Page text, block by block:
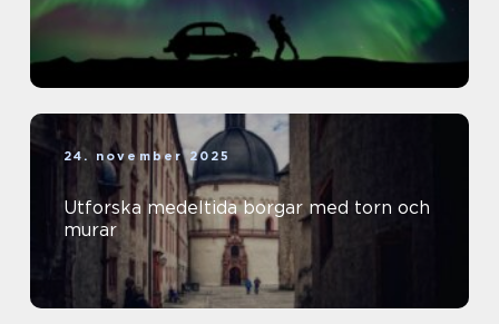
24. november 2025
Utforska medeltida borgar med torn och
murar